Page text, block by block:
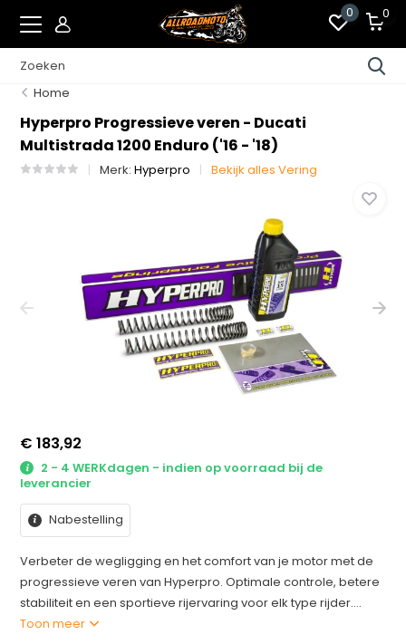
0 0
Home
Hyperpro Progressieve veren - Ducati
Multistrada 1200 Enduro ('16 - '18)
Merk:Hyperpro Bekijk alles Vering
€ 183,92
2 - 4 WERKdagen - indien op voorraad bij de
leverancier
Nabestelling
Verbeter de wegligging en het comfort van je motor met de
progressieve veren van Hyperpro. Optimale controle, betere
stabiliteit en een sportieve rijervaring voor elk type rijder....
Toon meer